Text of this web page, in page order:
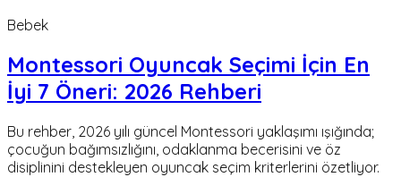
Bebek
Montessori Oyuncak Seçimi İçin En
İyi 7 Öneri: 2026 Rehberi
Bu rehber, 2026 yılı güncel Montessori yaklaşımı ışığında;
çocuğun bağımsızlığını, odaklanma becerisini ve öz
disiplinini destekleyen oyuncak seçim kriterlerini özetliyor.